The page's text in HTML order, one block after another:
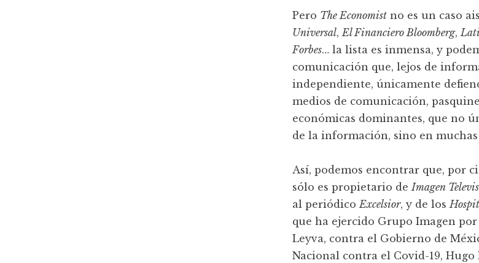
Pero The Economist no es un caso
Universal,El Financiero Bloomberg,
Forbes… la lista es inmensa, y
comunicación que, lejos de
independiente, únicamente
medios de comunicación,
económicas dominantes, que no
de la información, sino en
Así, podemos encontrar que, por
sólo es propietario deImagen
al periódicoExcelsior, y de los
que ha ejercido Grupo Imagen
Leyva, contra el Gobierno de
Nacional contra el Covid-19,